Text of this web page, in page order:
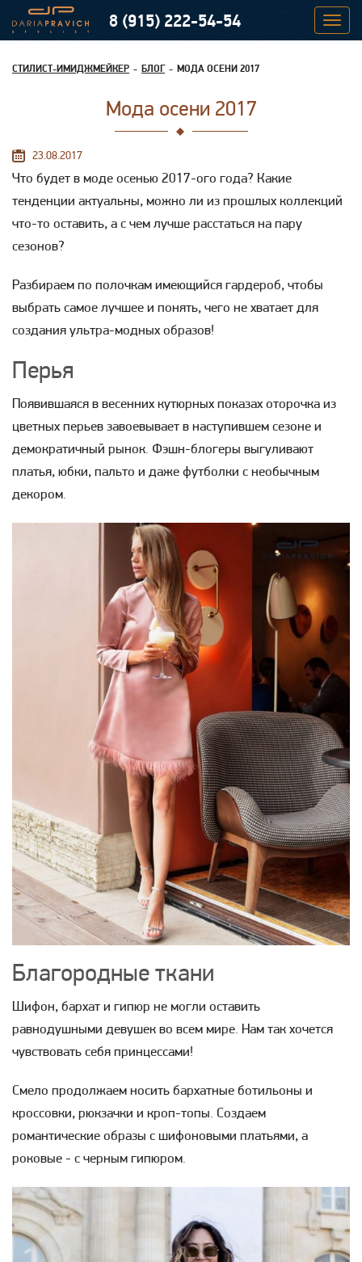
8 (915) 222-54-54
СТИЛИСТ-ИМИДЖМЕЙКЕР БЛОГ МОДА ОСЕНИ 2017
Мода осени 2017
23.08.2017
Что будет в моде осенью 2017-ого года? Какие
тенденции актуальны, можно ли из прошлых коллекций
что-то оставить, а с чем лучше расстаться на пару
сезонов?
Разбираем по полочкам имеющийся гардероб, чтобы
выбрать самое лучшее и понять, чего не хватает для
создания ультра-модных образов!
Перья
Появившаяся в весенних кутюрных показах оторочка из
цветных перьев завоевывает в наступившем сезоне и
демократичный рынок. Фэшн-блогеры выгуливают
платья, юбки, пальто и даже футболки с необычным
декором.
Благородные ткани
Шифон, бархат и гипюр не могли оставить
равнодушными девушек во всем мире. Нам так хочется
чувствовать себя принцессами!
Смело продолжаем носить бархатные ботильоны и
кроссовки, рюкзачки и кроп-топы. Создаем
романтические образы с шифоновыми платьями, а
роковые - с черным гипюром.